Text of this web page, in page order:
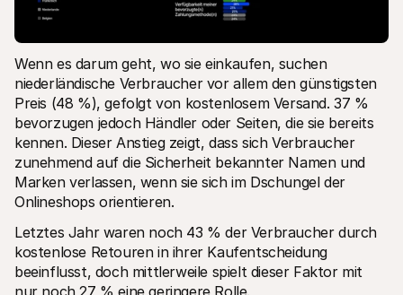
Wenn es darum geht, wo sie einkaufen, suchen
niederländische Verbraucher vor allem den günstigsten
Preis (48 %), gefolgt von kostenlosem Versand. 37 %
bevorzugen jedoch Händler oder Seiten, die sie bereits
kennen. Dieser Anstieg zeigt, dass sich Verbraucher
zunehmend auf die Sicherheit bekannter Namen und
Marken verlassen, wenn sie sich im Dschungel der
Onlineshops orientieren.
Letztes Jahr waren noch 43 % der Verbraucher durch
kostenlose Retouren in ihrer Kaufentscheidung
beeinflusst, doch mittlerweile spielt dieser Faktor mit